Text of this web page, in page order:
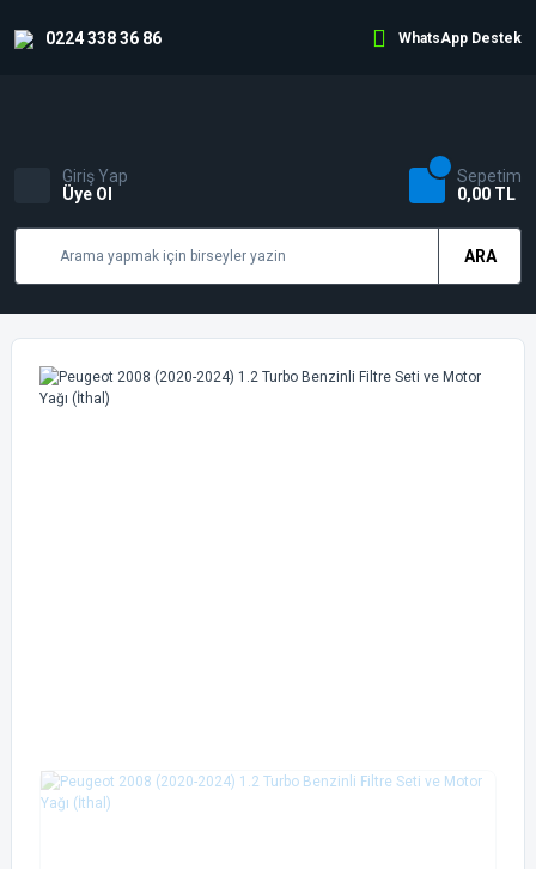
0224 338 36 86 WhatsApp Destek
ARA
Giriş Yap
Üye Ol
Sepetim
0,00 TL